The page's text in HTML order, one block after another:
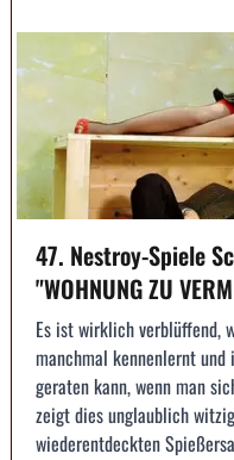
47. Nestroy-Spiele
"WOHNUNG ZU
Es ist wirklich verblüffend,
manchmal kennenlernt
geraten kann, wenn man
zeigt dies unglaublich
wiederentdeckten